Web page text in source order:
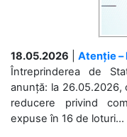
18.05.2026
Atenție
Întreprinderea de
anunță: la 26.05.2026,
reducere privind
expuse în 16 de loturi...